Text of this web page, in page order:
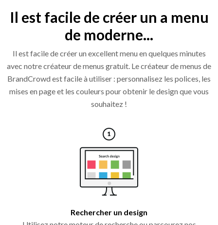
Il est facile de créer un a menu
de moderne...
Il est facile de créer un excellent menu en quelques minutes
avec notre créateur de menus gratuit. Le créateur de menus de
BrandCrowd est facile à utiliser : personnalisez les polices, les
mises en page et les couleurs pour obtenir le design que vous
souhaitez !
Rechercher un design